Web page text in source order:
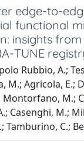
edge-to-
functional
insights
TUNE
Rubbio, A.;
M.; Agricola, E.;
Montorfano, M.;
Casenghi, M.;
Tamburino, C.;